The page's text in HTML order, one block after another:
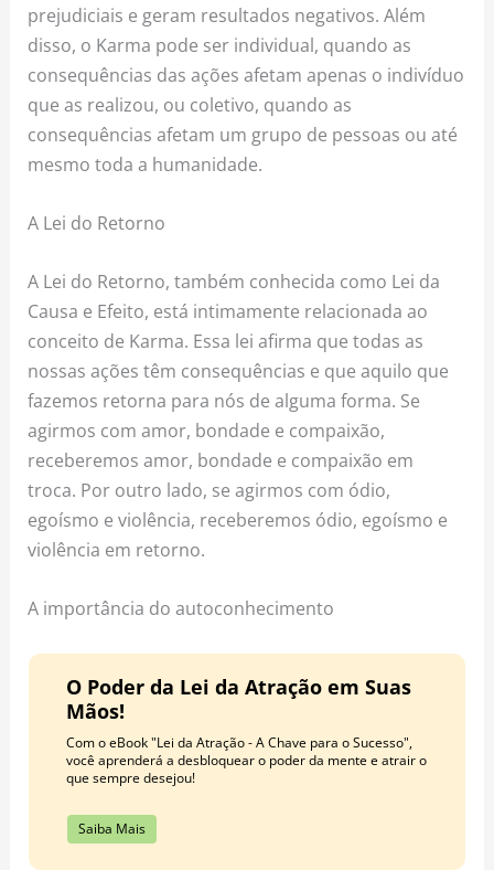
prejudiciais e geram resultados negativos. Além
disso, o Karma pode ser individual, quando as
consequências das ações afetam apenas o indivíduo
que as realizou, ou coletivo, quando as
consequências afetam um grupo de pessoas ou até
mesmo toda a humanidade.
A Lei do Retorno
A Lei do Retorno, também conhecida como Lei da
Causa e Efeito, está intimamente relacionada ao
conceito de Karma. Essa lei afirma que todas as
nossas ações têm consequências e que aquilo que
fazemos retorna para nós de alguma forma. Se
agirmos com amor, bondade e compaixão,
receberemos amor, bondade e compaixão em
troca. Por outro lado, se agirmos com ódio,
egoísmo e violência, receberemos ódio, egoísmo e
violência em retorno.
A importância do autoconhecimento
O Poder da Lei da Atração em Suas
Mãos!
Com o eBook "Lei da Atração - A Chave para o Sucesso",
você aprenderá a desbloquear o poder da mente e atrair o
que sempre desejou!
Saiba Mais